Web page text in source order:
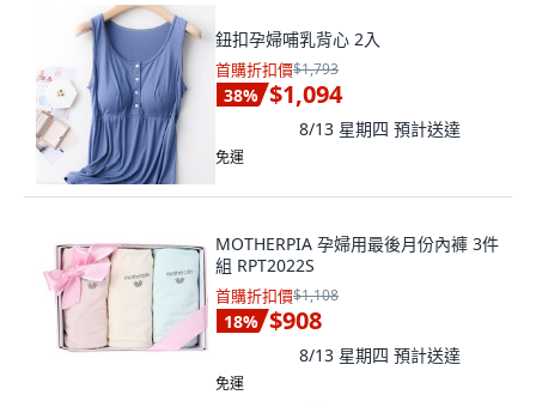
鈕扣孕婦哺乳背心 2入
首購折扣價$1,793
38% $1,094
8/13 星期四 預計送達
免運
MOTHERPIA 孕婦用最後月份內褲 3件
組 RPT2022S
首購折扣價$1,108
18% $908
8/13 星期四 預計送達
免運